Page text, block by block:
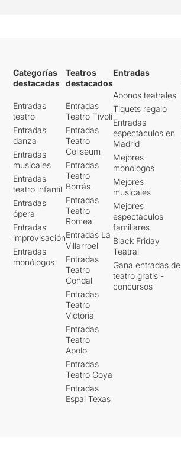
Categorías
destacadas
Entradas
teatro
Entradas
danza
Entradas
musicales
Entradas
teatro infantil
Entradas
ópera
Entradas
improvisación
Entradas
monólogos
Teatros
destacados
Entradas
Teatro Tívoli
Entradas
Teatro
Coliseum
Entradas
Teatro
Borrás
Entradas
Teatro
Romea
Entradas La
Villarroel
Entradas
Teatro
Condal
Entradas
Teatro
Victòria
Entradas
Teatro
Apolo
Entradas
Teatro Goya
Entradas
Espai Texas
Entradas
Abonos teatrales
Tiquets regalo
Entradas
espectáculos en
Madrid
Mejores
monólogos
Mejores
musicales
Mejores
espectáculos
familiares
Black Friday
Teatral
Gana entradas de
teatro gratis -
concursos